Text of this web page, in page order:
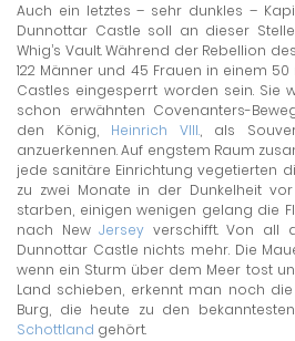
Auch ein letztes – sehr dunkles –
Dunnottar Castle soll an dieser
Whig’s Vault. Während der Rebellion
122 Männer und 45 Frauen in einem
Castles eingesperrt worden sein. Sie
schon erwähnten Covenanters-
den König, Heinrich VIII., als
anzuerkennen. Auf engstem Raum
jede sanitäre Einrichtung vegetierten
zu zwei Monate in der Dunkelheit
starben, einigen wenigen gelang die
nach NewJersey verschifft. Von all
Dunnottar Castle nichts mehr. Die
wenn ein Sturm über dem Meer tost
Land schieben, erkennt man noch
Burg, die heute zu den bekanntesten
Schottland gehört.